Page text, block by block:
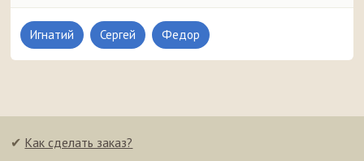
Игнатий Сергей Федор
✔ Как сделать заказ?